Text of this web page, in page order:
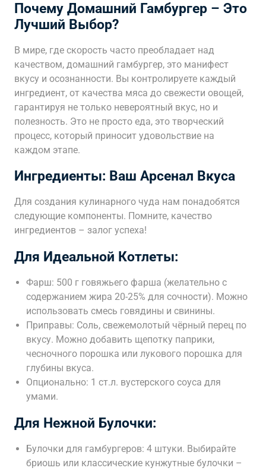
Почему Домашний Гамбургер – Это
Лучший Выбор?
В мире, где скорость часто преобладает над
качеством, домашний гамбургер, это манифест
вкусу и осознанности. Вы контролируете каждый
ингредиент, от качества мяса до свежести овощей,
гарантируя не только невероятный вкус, но и
полезность. Это не просто еда, это творческий
процесс, который приносит удовольствие на
каждом этапе.
Ингредиенты: Ваш Арсенал Вкуса
Для создания кулинарного чуда нам понадобятся
следующие компоненты. Помните, качество
ингредиентов – залог успеха!
Для Идеальной Котлеты:
Фарш: 500 г говяжьего фарша (желательно с
содержанием жира 20-25% для сочности). Можно
использовать смесь говядины и свинины.
Приправы: Соль, свежемолотый чёрный перец по
вкусу. Можно добавить щепотку паприки,
чесночного порошка или лукового порошка для
глубины вкуса.
Опционально: 1 ст.л. вустерского соуса для
умами.
Для Нежной Булочки:
Булочки для гамбургеров: 4 штуки. Выбирайте
бриошь или классические кунжутные булочки –